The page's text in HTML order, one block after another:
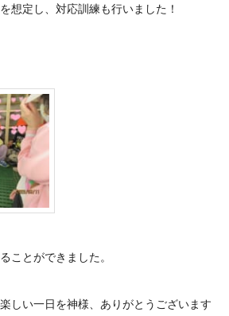
想定し、対応訓練も行いました！
ことができました。
しい一日を神様、ありがとうございます